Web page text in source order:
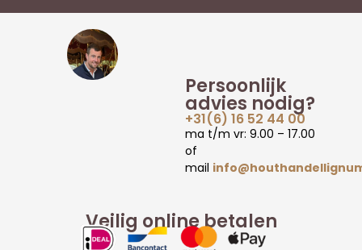
Veilig online betalen
Persoonlijk
advies nodig?
+31(6) 16 52 44 00
ma t/m vr: 9.00 – 17.00
of
mail